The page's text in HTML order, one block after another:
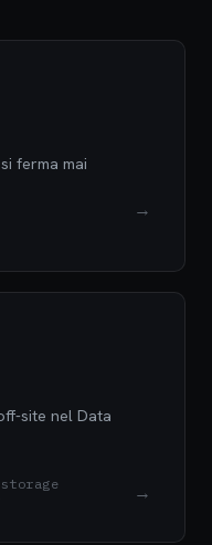
ferma mai
→
site nel Data
→